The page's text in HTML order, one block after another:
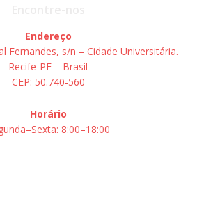
Endereço
Fernandes, s/n – Cidade Universitária.
Recife-PE – Brasil
CEP: 50.740-560
Horário
8:00–18:00